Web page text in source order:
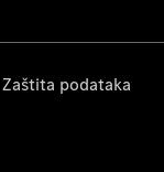
Zaštita podataka